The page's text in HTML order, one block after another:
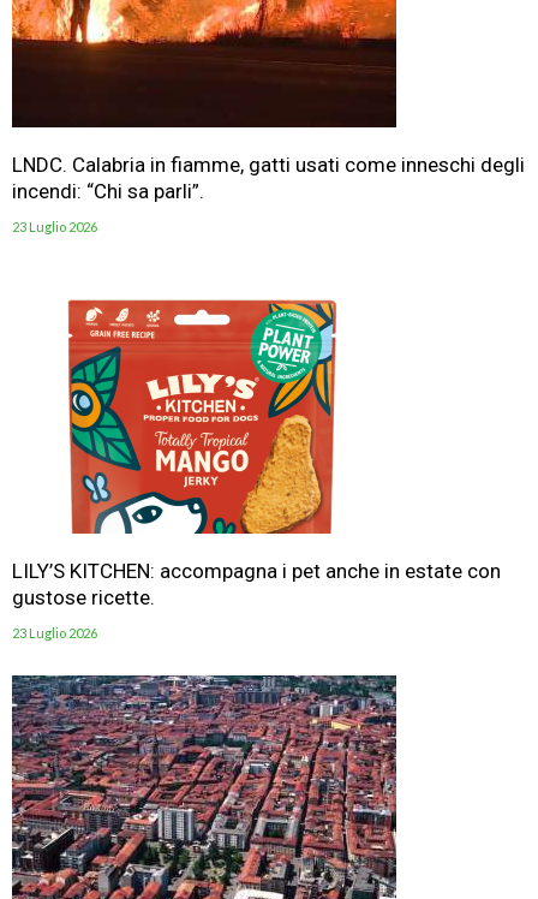
LNDC. Calabria in fiamme, gatti usati come inneschi degli
incendi: “Chi sa parli”.
23 Luglio 2026
LILY’S KITCHEN: accompagna i pet anche in estate con
gustose ricette.
23 Luglio 2026